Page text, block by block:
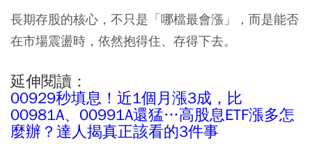
長期存股的核心，不只是「哪檔最會漲」，而是能否
在市場震盪時，依然抱得住、存得下去。
延伸閱讀：
00929秒填息！近1個月漲3成，比
00981A、00991A還猛…高股息ETF漲多怎
麼辦？達人揭真正該看的3件事